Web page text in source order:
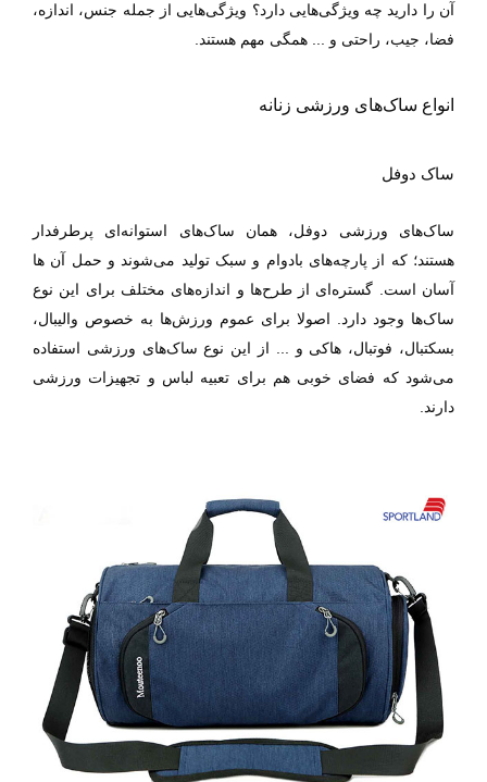
آن را دارید چه ویژگی‌هایی دارد؟ ویژگی‌هایی از جمله جنس، اندازه،
فضا، جیب، راحتی و ... همگی مهم هستند.
انواع ساک‌های ورزشی زنانه
ساک دوفل
ساک‌های ورزشی دوفل، همان ساک‌های استوانه‌ای پرطرفدار
هستند؛ که از پارچه‌های با‌دوام و سبک تولید می‌شوند و حمل آن ها
آسان است. گستره‌ای از طرح‌ها و اندازه‌های مختلف برای این نوع
ساک‌ها وجود دارد. اصولا برای عموم ورزش‌ها به‌ خصوص والیبال،
بسکتبال، فوتبال، هاکی و ... از این نوع ساک‌های ورزشی استفاده
می‌شود که فضای خوبی هم برای تعبیه لباس و تجهیزات ورزشی
دارند.